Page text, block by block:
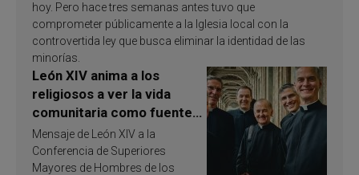
hoy. Pero hace tres semanas antes tuvo que
comprometer públicamente a la Iglesia local con la
controvertida ley que busca eliminar la identidad de las
minorías.
León XIV anima a los
religiosos a ver la vida
comunitaria como fuente
de inspiración y
santificación
Mensaje de León XIV a la
Conferencia de Superiores
Mayores de Hombres de los